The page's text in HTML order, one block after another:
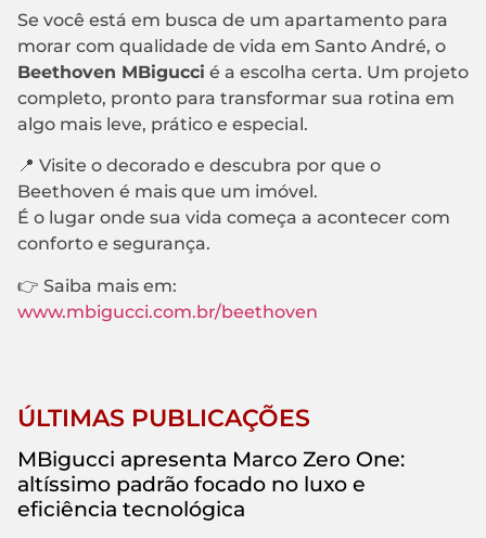
Se você está em busca de um apartamento para
morar com qualidade de vida em Santo André, o
Beethoven MBigucci é a escolha certa. Um projeto
completo, pronto para transformar sua rotina em
algo mais leve, prático e especial.
📍 Visite o decorado e descubra por que o
Beethoven é mais que um imóvel.
É o lugar onde sua vida começa a acontecer com
conforto e segurança.
👉 Saiba mais em:
www.mbigucci.com.br/beethoven
ÚLTIMAS PUBLICAÇÕES
MBigucci apresenta Marco Zero One:
altíssimo padrão focado no luxo e
eficiência tecnológica